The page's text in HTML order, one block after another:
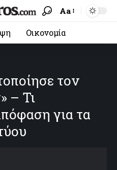
Aa
Οικονομία
τον
– Τι
για τα